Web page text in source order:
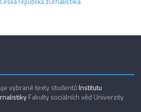
vybrané texty studentůInstitutu
Fakulty sociálních věd Univerzity